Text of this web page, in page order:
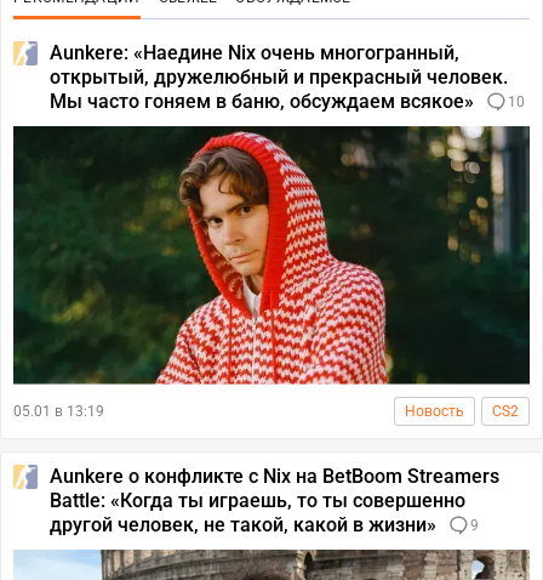
Aunkere: «Наедине Nix очень многогранный,
открытый, дружелюбный и прекрасный человек.
Мы часто гоняем в баню, обсуждаем всякое»
10
05.01 в 13:19 Новость CS2
Aunkere о конфликте с Nix на BetBoom Streamers
Battle: «Когда ты играешь, то ты совершенно
другой человек, не такой, какой в жизни»
9